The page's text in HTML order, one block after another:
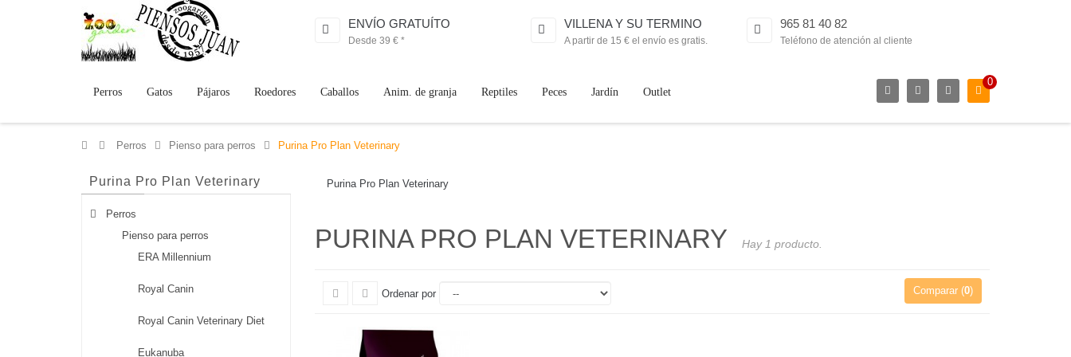
ENVÍO GRATUÍTO
Desde 39 € *
VILLENA Y SU TERMINO
A partir de 15 € el envío es gratis.
965 81 40 82
Teléfono de atención al cliente
Perros Gatos Pájaros Roedores Caballos Anim. de granja Reptiles Peces Jardín Outlet
0
> Perros > Pienso para perros > Purina Pro Plan Veterinary
Purina Pro Plan Veterinary
Perros
Pienso para perros
ERA Millennium
Royal Canin
Royal Canin Veterinary Diet
Eukanuba
Purina Pro Plan Veterinary
PURINA PRO PLAN VETERINARY Hay 1 producto.
Ordenar por Comparar (0)